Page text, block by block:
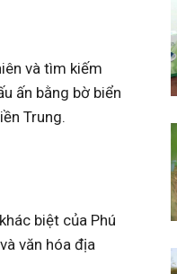
và tìm kiếm
ấn bằng bờ biển
Trung.
biệt của Phú
văn hóa địa